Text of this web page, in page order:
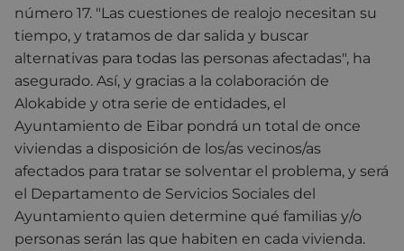
número 17. "Las cuestiones de realojo necesitan su
tiempo, y tratamos de dar salida y buscar
alternativas para todas las personas afectadas", ha
asegurado. Así, y gracias a la colaboración de
Alokabide y otra serie de entidades, el
Ayuntamiento de Eibar pondrá un total de once
viviendas a disposición de los/as vecinos/as
afectados para tratar se solventar el problema, y será
el Departamento de Servicios Sociales del
Ayuntamiento quien determine qué familias y/o
personas serán las que habiten en cada vivienda.